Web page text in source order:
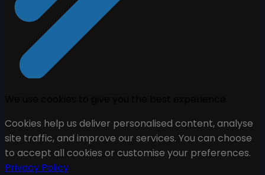
Cookies help us deliver personalised content, analyse
site traffic, and improve our services. You can choose
to accept all cookies or customise your preferences.
Privacy Policy